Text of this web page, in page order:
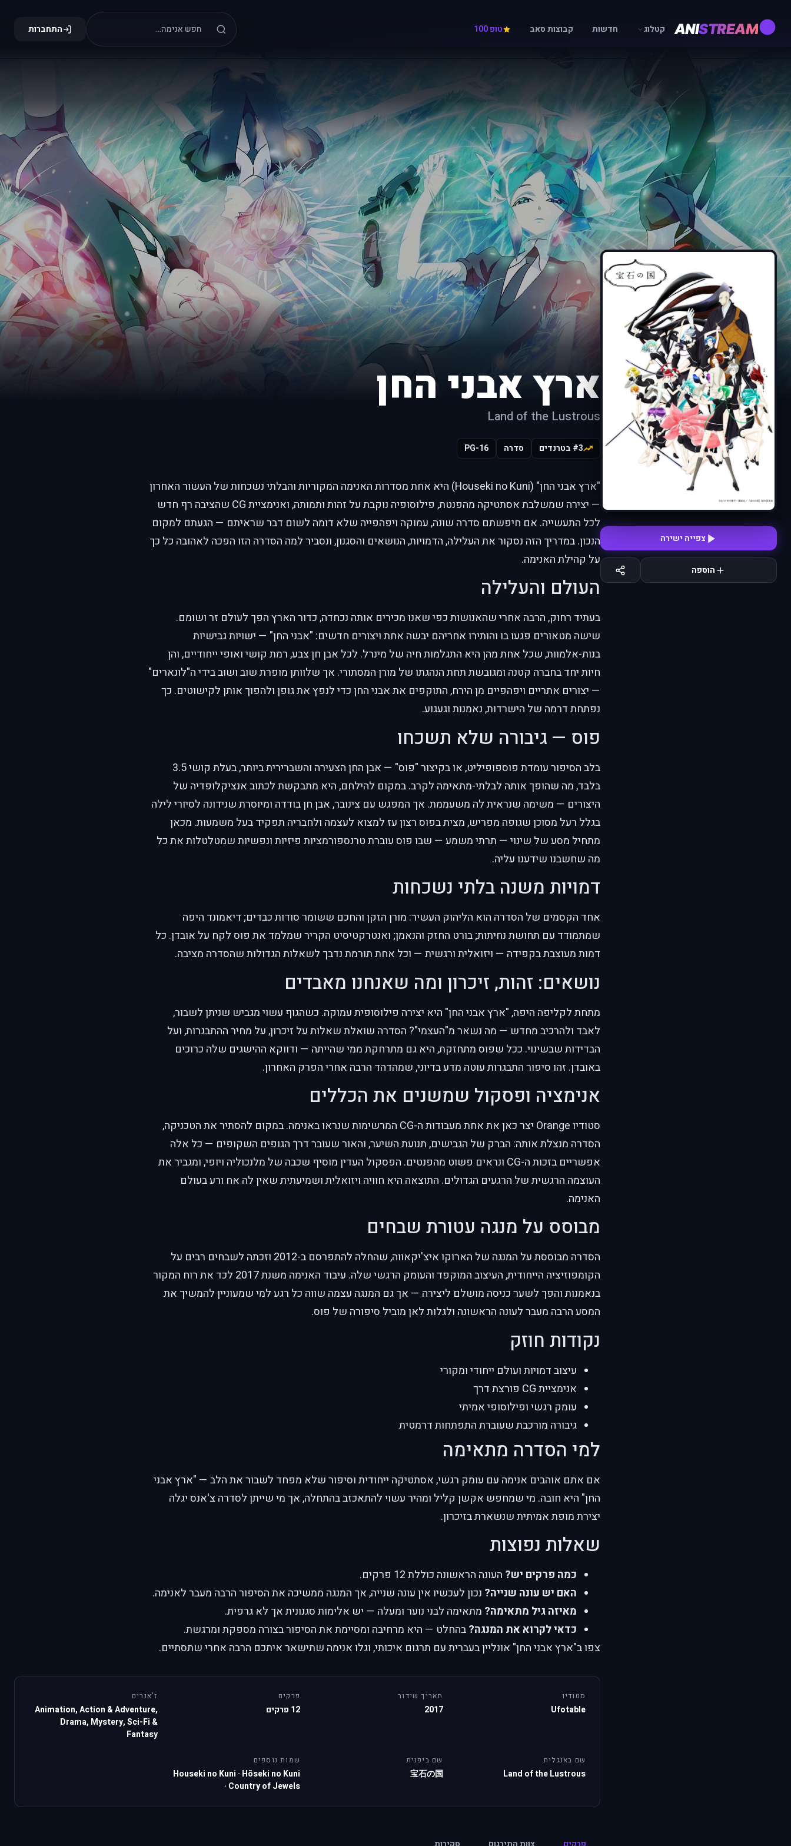
ANISTREAM קטלוג חדשות קבוצות סאב טופ 100 התחברות
צפייה ישירה
הוספה
ארץ אבני החן
Land of the Lustrous
#3 בטרנדים סדרה PG-16
"ארץ אבני החן" (Houseki no Kuni) היא אחת מסדרות האנימה המקוריות והבלתי נשכחות של העשור האחרון
— יצירה שמשלבת אסתטיקה מהפנטת, פילוסופיה נוקבת על זהות ותמותה, ואנימציית CG שהציבה רף חדש
לכל התעשייה. אם חיפשתם סדרה שונה, עמוקה ויפהפייה שלא דומה לשום דבר שראיתם — הגעתם למקום
הנכון. במדריך הזה נסקור את העלילה, הדמויות, הנושאים והסגנון, ונסביר למה הסדרה הזו הפכה לאהובה כל כך
על קהילת האנימה.
העולם והעלילה
בעתיד רחוק, הרבה אחרי שהאנושות כפי שאנו מכירים אותה נכחדה, כדור הארץ הפך לעולם זר ושומם.
שישה מטאורים פגעו בו והותירו אחריהם יבשה אחת ויצורים חדשים: "אבני החן" — ישויות גבישיות
בנות-אלמוות, שכל אחת מהן היא התגלמות חיה של מינרל. לכל אבן חן צבע, רמת קושי ואופי ייחודיים, והן
חיות יחד בחברה קטנה ומגובשת תחת הנהגתו של מורן המסתורי. אך שלוותן מופרת שוב ושוב בידי ה"לונארים"
— יצורים אתריים ויפהפיים מן הירח, התוקפים את אבני החן כדי לנפץ את גופן ולהפוך אותן לקישוטים. כך
נפתחת דרמה של הישרדות, נאמנות וגעגוע.
פוס — גיבורה שלא תשכחו
בלב הסיפור עומדת פוספופיליט, או בקיצור "פוס" — אבן החן הצעירה והשברירית ביותר, בעלת קושי 3.5
בלבד, מה שהופך אותה לבלתי-מתאימה לקרב. במקום להילחם, היא מתבקשת לכתוב אנציקלופדיה של
היצורים — משימה שנראית לה משעממת. אך המפגש עם צינובר, אבן חן בודדה ומיוסרת שנידונה לסיורי לילה
בגלל רעל מסוכן שגופה מפריש, מצית בפוס רצון עז למצוא לעצמה ולחבריה תפקיד בעל משמעות. מכאן
מתחיל מסע של שינוי — תרתי משמע — שבו פוס עוברת טרנספורמציות פיזיות ונפשיות שמטלטלות את כל
מה שחשבנו שידענו עליה.
דמויות משנה בלתי נשכחות
אחד הקסמים של הסדרה הוא הליהוק העשיר: מורן הזקן והחכם ששומר סודות כבדים; דיאמונד היפה
שמתמודד עם תחושת נחיתות; בורט החזק והנאמן; ואנטרקטיסיט הקריר שמלמד את פוס לקח על אובדן. כל
דמות מעוצבת בקפידה — ויזואלית ורגשית — וכל אחת תורמת נדבך לשאלות הגדולות שהסדרה מציבה.
נושאים: זהות, זיכרון ומה שאנחנו מאבדים
מתחת לקליפה היפה, "ארץ אבני החן" היא יצירה פילוסופית עמוקה. כשהגוף עשוי מגביש שניתן לשבור,
לאבד ולהרכיב מחדש — מה נשאר מ"העצמי"? הסדרה שואלת שאלות על זיכרון, על מחיר ההתבגרות, ועל
הבדידות שבשינוי. ככל שפוס מתחזקת, היא גם מתרחקת ממי שהייתה — ודווקא ההישגים שלה כרוכים
באובדן. זהו סיפור התבגרות עוטה מדע בדיוני, שמהדהד הרבה אחרי הפרק האחרון.
אנימציה ופסקול שמשנים את הכללים
סטודיו Orange יצר כאן את אחת מעבודות ה-CG המרשימות שנראו באנימה. במקום להסתיר את הטכניקה,
הסדרה מנצלת אותה: הברק של הגבישים, תנועת השיער, והאור שעובר דרך הגופים השקופים — כל אלה
אפשריים בזכות ה-CG ונראים פשוט מהפנטים. הפסקול העדין מוסיף שכבה של מלנכוליה ויופי, ומגביר את
העוצמה הרגשית של הרגעים הגדולים. התוצאה היא חוויה ויזואלית ושמיעתית שאין לה אח ורע בעולם
האנימה.
מבוסס על מנגה עטורת שבחים
הסדרה מבוססת על המנגה של הארוקו איצ'יקאווה, שהחלה להתפרסם ב-2012 וזכתה לשבחים רבים על
הקומפוזיציה הייחודית, העיצוב המוקפד והעומק הרגשי שלה. עיבוד האנימה משנת 2017 לכד את רוח המקור
בנאמנות והפך לשער כניסה מושלם ליצירה — אך גם המנגה עצמה שווה כל רגע למי שמעוניין להמשיך את
המסע הרבה מעבר לעונה הראשונה ולגלות לאן מוביל סיפורה של פוס.
נקודות חוזק
עיצוב דמויות ועולם ייחודי ומקורי
אנימציית CG פורצת דרך
עומק רגשי ופילוסופי אמיתי
גיבורה מורכבת שעוברת התפתחות דרמטית
למי הסדרה מתאימה
אם אתם אוהבים אנימה עם עומק רגשי, אסתטיקה ייחודית וסיפור שלא מפחד לשבור את הלב — "ארץ אבני
החן" היא חובה. מי שמחפש אקשן קליל ומהיר עשוי להתאכזב בהתחלה, אך מי שייתן לסדרה צ'אנס יגלה
יצירת מופת אמיתית שנשארת בזיכרון.
שאלות נפוצות
כמה פרקים יש? העונה הראשונה כוללת 12 פרקים.
האם יש עונה שנייה? נכון לעכשיו אין עונה שנייה, אך המנגה ממשיכה את הסיפור הרבה מעבר לאנימה.
מאיזה גיל מתאימה? מתאימה לבני נוער ומעלה — יש אלימות סגנונית אך לא גרפית.
כדאי לקרוא את המנגה?בהחלט — היא מרחיבה ומסיימת את הסיפור בצורה מספקת ומרגשת.
צפו ב"ארץ אבני החן" אונליין בעברית עם תרגום איכותי, וגלו אנימה שתישאר איתכם הרבה אחרי שתסתיים.
סטודיו
Ufotable
תאריך שידור
2017
פרקים
12 פרקים
ז'אנרים
Animation, Action & Adventure,
Drama, Mystery, Sci-Fi &
Fantasy
שם באנגלית
Land of the Lustrous
שם ביפנית
宝石の国
שמות נוספים
Houseki no Kuni · Hōseki no Kuni
· Country of Jewels